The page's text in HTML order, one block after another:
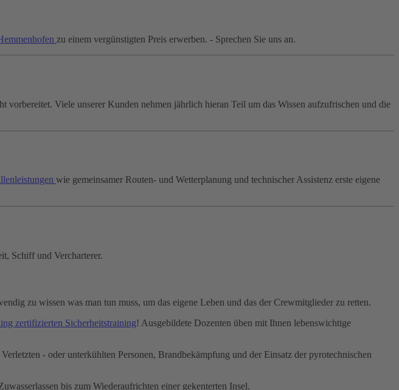
zu einem vergünstigten Preis erwerben. - Sprechen Sie uns an.
Viele unserer Kunden nehmen jährlich hieran Teil um das Wissen aufzufrischen und die
wie gemeinsamer Routen- und Wetterplanung und technischer Assistenz erste eigene
Schiff und Vercharterer.
zu wissen was man tun muss, um das eigene Leben und das der Crewmitglieder zu retten.
zertifizierten Sicherheitstraining! Ausgebildete Dozenten üben mit Ihnen lebenswichtige
- oder unterkühlten Personen, Brandbekämpfung und der Einsatz der pyrotechnischen
bis zum Wiederaufrichten einer gekenterten Insel.